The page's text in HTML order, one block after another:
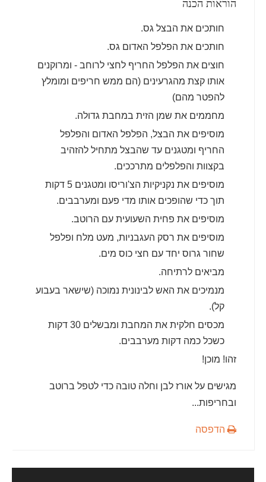
הוראות הכנה
חותכים את הבצל גס.
חותכים את הפלפל האדום גס.
חוצים את הפלפל החריף לחצי לרוחב - ומרוקנים
אותו קצת מהגרעינים (הם ממש חריפים ומומלץ
להפטר מהם)
מחממים את שמן הזית במחבת גדולה.
מוסיפים את הבצל, הפלפל האדום והפלפל
החריף ומטגנים עד שהבצל מתחיל להזהיב
בקצוות והפלפלים מתרככים.
מוסיפים את נקניקיות הצ'וריסו ומטגנים 5 דקות
תוך כדי שהופכים אותו מדי פעם ומערבבים.
מוסיפים את פחית השעועית עם הרוטב.
מוסיפים את רסק העגבניות, מעט מלח ופלפל
שחור גרוס יחד עם חצי כוס מים.
מביאים לרתיחה.
מנמיכים את האש לבינונית נמוכה (שישאר בעבוע
קל).
מכסים חלקית את המחבת ומבשלים 30 דקות
כשכל כמה דקות מערבבים.
זהו! מוכן!
מגישים על אורז לבן וחלה טובה כדי לטפל ברוטב
ובחריפות...
הדפסה